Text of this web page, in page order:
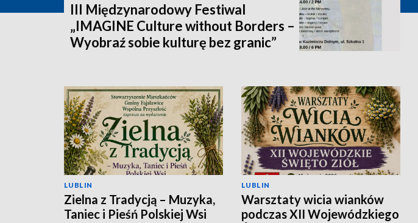
III Międzynarodowy Festiwal
„IMAGINE Culture without Borders –
Wyobraź sobie kulturę bez granic”
LUBLIN
Zielna z Tradycją – Muzyka,
Taniec i Pieśń Polskiej Wsi
LUBLIN
Warsztaty wicia wianków
podczas XII Wojewódzkiego